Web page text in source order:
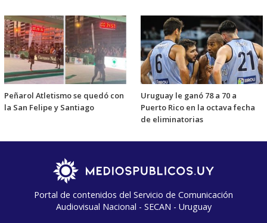
Peñarol Atletismo se quedó con
la San Felipe y Santiago
Uruguay le ganó 78 a 70 a
Puerto Rico en la octava fecha
de eliminatorias
Portal de contenidos del Servicio de Comunicación
Audiovisual Nacional - SECAN - Uruguay